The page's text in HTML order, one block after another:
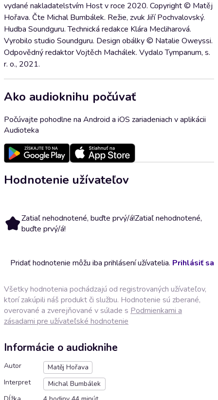
vydané nakladatelstvím Host v roce 2020. Copyright © Matěj
Hořava. Čte Michal Bumbálek. Režie, zvuk Jiří Pochvalovský.
Hudba Soundguru. Technická redakce Klára Mecliharová.
Vyrobilo studio Soundguru. Design obálky © Natalie Oweyssi.
Odpovědný redaktor Vojtěch Machálek. Vydalo Tympanum, s.
r. o., 2021.
Ako audioknihu počúvať
Počúvajte pohodlne na Android a iOS zariadeniach v aplikácii
Audioteka
Hodnotenie užívateľov
Zatiaľ nehodnotené, buďte prvý/á!Zatiaľ nehodnotené,
buďte prvý/á!
Pridať hodnotenie môžu iba prihlásení užívatelia. Prihlásiť sa
Všetky hodnotenia pochádzajú od registrovaných užívateľov,
ktorí zakúpili náš produkt či službu. Hodnotenie sú zberané,
overované a zverejňované v súlade s Podmienkami a
zásadami pre užívateľské hodnotenie
Informácie o audioknihe
Autor
Matěj Hořava
Interpret
Michal Bumbálek